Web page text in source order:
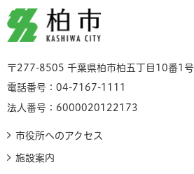
柏市
〒277-8505 千葉県柏市柏五丁目10番1号
電話番号：04-7167-1111
法人番号：6000020122173
市役所へのアクセス
施設案内